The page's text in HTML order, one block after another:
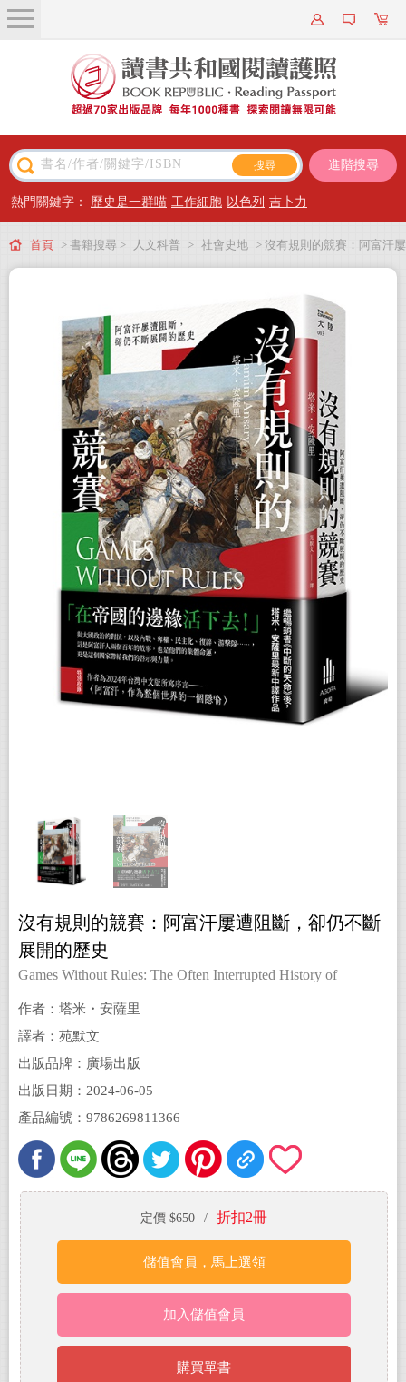
關於我們
近期新書
主題閱讀
出版專區
會員專屬
會員儲值方案
進階搜尋
熱門關鍵字： 歷史是一群喵 工作細胞 以色列 吉卜力
首頁 > 書籍搜尋 > 人文科普 > 社會史地 > 沒有規則的競賽：阿富汗屢
沒有規則的競賽：阿富汗屢遭阻斷，卻仍不斷
展開的歷史
Games Without Rules: The Often Interrupted History of
作者：塔米・安薩里
譯者：苑默文
出版品牌：廣場出版
出版日期：2024-06-05
產品編號：9786269811366
定價 $650 / 折扣2冊
儲值會員，馬上選領
加入儲值會員
購買單書